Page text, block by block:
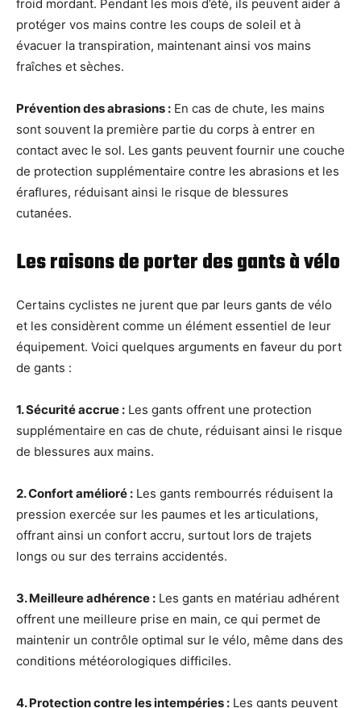
froid mordant. Pendant les mois d’été, ils peuvent aider à
protéger vos mains contre les coups de soleil et à
évacuer la transpiration, maintenant ainsi vos mains
fraîches et sèches.
Prévention des abrasions : En cas de chute, les mains
sont souvent la première partie du corps à entrer en
contact avec le sol. Les gants peuvent fournir une couche
de protection supplémentaire contre les abrasions et les
éraflures, réduisant ainsi le risque de blessures
cutanées.
Les raisons de porter des gants à vélo
Certains cyclistes ne jurent que par leurs gants de vélo
et les considèrent comme un élément essentiel de leur
équipement. Voici quelques arguments en faveur du port
de gants :
1. Sécurité accrue : Les gants offrent une protection
supplémentaire en cas de chute, réduisant ainsi le risque
de blessures aux mains.
2. Confort amélioré : Les gants rembourrés réduisent la
pression exercée sur les paumes et les articulations,
offrant ainsi un confort accru, surtout lors de trajets
longs ou sur des terrains accidentés.
3. Meilleure adhérence : Les gants en matériau adhérent
offrent une meilleure prise en main, ce qui permet de
maintenir un contrôle optimal sur le vélo, même dans des
conditions météorologiques difficiles.
4. Protection contre les intempéries : Les gants peuvent